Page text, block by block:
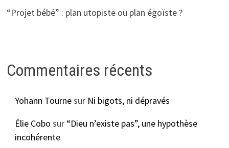
“Projet bébé” : plan utopiste ou plan égoïste ?
Commentaires récents
Yohann Tournesur Ni bigots, ni dépravés
Élie Cobo sur “Dieu n’existe pas”, une hypothèse
incohérente